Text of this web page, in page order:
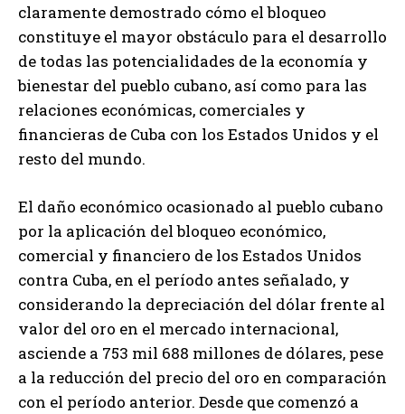
claramente demostrado cómo el bloqueo
constituye el mayor obstáculo para el desarrollo
de todas las potencialidades de la economía y
bienestar del pueblo cubano, así como para las
relaciones económicas, comerciales y
financieras de Cuba con los Estados Unidos y el
resto del mundo.
El daño económico ocasionado al pueblo cubano
por la aplicación del bloqueo económico,
comercial y financiero de los Estados Unidos
contra Cuba, en el período antes señalado, y
considerando la depreciación del dólar frente al
valor del oro en el mercado internacional,
asciende a 753 mil 688 millones de dólares, pese
a la reducción del precio del oro en comparación
con el período anterior. Desde que comenzó a